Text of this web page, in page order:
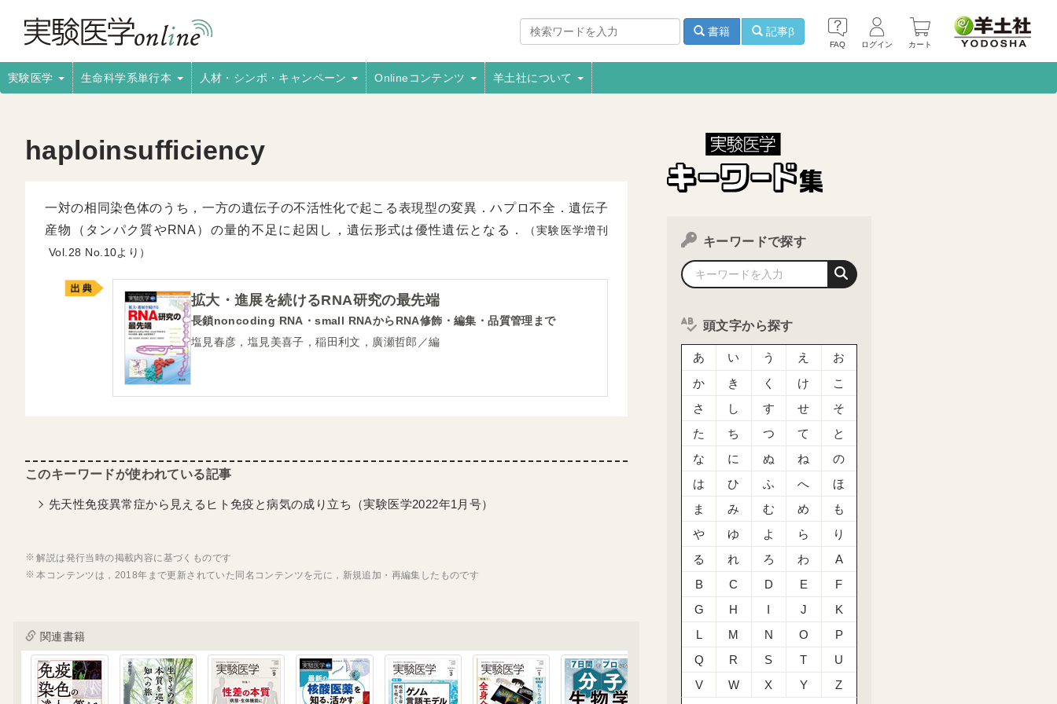
FAQ ログイン カート
書籍 記事β
実験医学 生命科学系単行本 人材・シンポ・キャンペーン Onlineコンテンツ 羊土社について
haploinsufficiency
一対の相同染色体のうち，一方の遺伝子の不活性化で起こる表現型の変異．ハプロ不全．遺伝子
産物（タンパク質やRNA）の量的不足に起因し，遺伝形式は優性遺伝となる．
（実験医学増刊
28
10より）
拡大・進展を続けるRNA研究の最先端
長鎖noncoding RNA・small RNAからRNA修飾・編集・品質管理まで
塩見春彦，塩見美喜子，稲田利文，廣瀬哲郎／編
先天性免疫異常症から見えるヒト免疫と病気の成り立ち（実験医学2022年1月号）
解説は発行当時の掲載内容に基づくものです
本コンテンツは，2018年まで更新されていた同名コンテンツを元に，新規追加・再編集したものです
関連書籍
キーワードで探す
頭文字から探す
あ い う え
お
か
き く け
こ
さ
し す せ
そ
た
ち つ て
と
な
に ぬ ね
の
は
ひ ふ へ
ほ
ま
み む め
も
や
ゆ よ ら
り
る
れ ろ わ
A
B
C D E
F
G
H I J
K
L
M N O
P
Q
R S T
U
V
W X Y
Z